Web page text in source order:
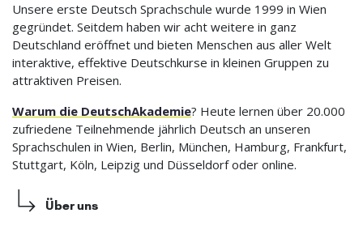
Unsere erste Deutsch Sprachschule wurde 1999 in Wien
gegründet. Seitdem haben wir acht weitere in ganz
Deutschland eröffnet und bieten Menschen aus aller Welt
interaktive, effektive Deutschkurse in kleinen Gruppen zu
attraktiven Preisen.
Warum die DeutschAkademie? Heute lernen über 20.000
zufriedene Teilnehmende jährlich Deutsch an unseren
Sprachschulen in Wien, Berlin, München, Hamburg, Frankfurt,
Stuttgart, Köln, Leipzig und Düsseldorf oder online.
Über uns